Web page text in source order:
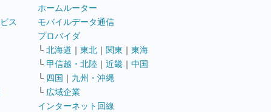
ス
ホームルーター
モバイルデータ通信
プロバイダ
└ 北海道 ｜ 東北 ｜ 関東 ｜ 東海
└ 甲信越・北陸 ｜ 近畿 ｜ 中国
└ 四国 ｜ 九州・沖縄
└ 広域企業
インターネット回線